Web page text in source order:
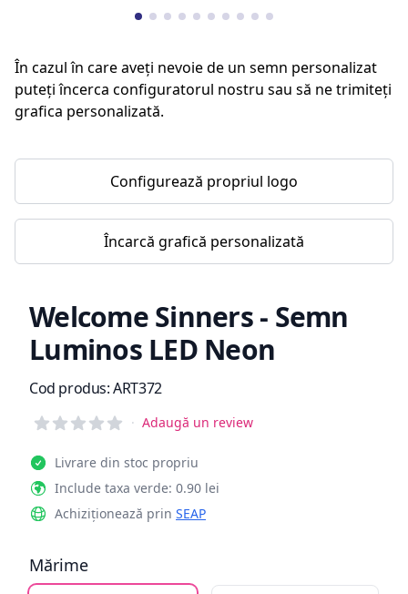
În cazul în care aveți nevoie de un semn personalizat
puteți încerca configuratorul nostru sau să ne trimiteți
grafica personalizată.
Configurează propriul logo
Încarcă grafică personalizată
Welcome Sinners - Semn
Luminos LED Neon
Informații de produs
Cod produs:ART372
Reviews
· Adaugă un review
Livrare din stoc propriu
Include taxa verde: 0.90 lei
Achiziționează prin SEAP
Mărime